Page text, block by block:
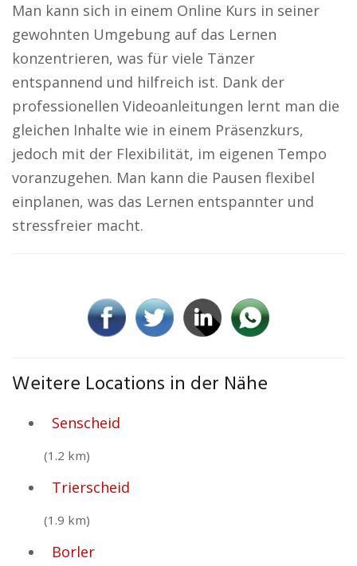
Man kann sich in einem Online Kurs in seiner
gewohnten Umgebung auf das Lernen
konzentrieren, was für viele Tänzer
entspannend und hilfreich ist. Dank der
professionellen Videoanleitungen lernt man die
gleichen Inhalte wie in einem Präsenzkurs,
jedoch mit der Flexibilität, im eigenen Tempo
voranzugehen. Man kann die Pausen flexibel
einplanen, was das Lernen entspannter und
stressfreier macht.
Weitere Locations in der Nähe
Senscheid
(1.2 km)
Trierscheid
(1.9 km)
Borler